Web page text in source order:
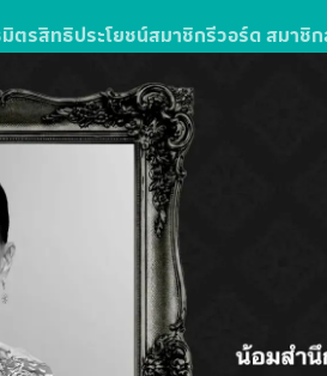
ตรสิทธิประโยชน์สมาชิกรีวอร์ด สมาชิก
โปรโมชั่น